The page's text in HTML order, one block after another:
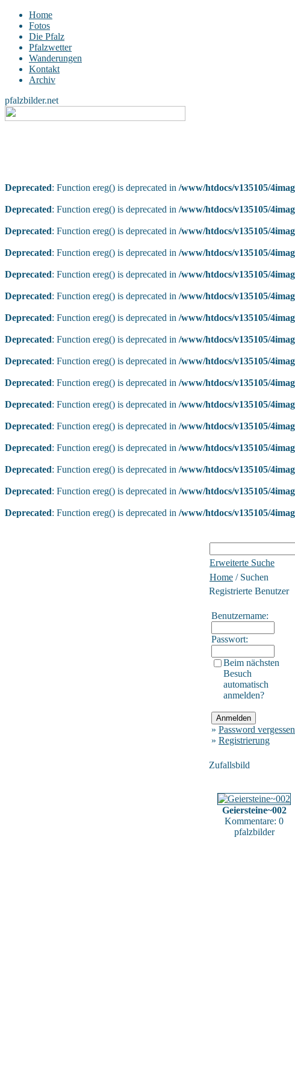
Home
Fotos
Die Pfalz
Pfalzwetter
Wanderungen
Kontakt
Archiv
pfalzbilder.net
Deprecated: Function ereg() is deprecated in /www/htdocs/v135105/
Deprecated: Function ereg() is deprecated in /www/htdocs/v135105/
Deprecated: Function ereg() is deprecated in /www/htdocs/v135105/
Deprecated: Function ereg() is deprecated in /www/htdocs/v135105/
Deprecated: Function ereg() is deprecated in /www/htdocs/v135105/
Deprecated: Function ereg() is deprecated in /www/htdocs/v135105/
Deprecated: Function ereg() is deprecated in /www/htdocs/v135105/
Deprecated: Function ereg() is deprecated in /www/htdocs/v135105/
Deprecated: Function ereg() is deprecated in /www/htdocs/v135105/
Deprecated: Function ereg() is deprecated in /www/htdocs/v135105/
Deprecated: Function ereg() is deprecated in /www/htdocs/v135105/
Deprecated: Function ereg() is deprecated in /www/htdocs/v135105/
Deprecated: Function ereg() is deprecated in /www/htdocs/v135105/
Deprecated: Function ereg() is deprecated in /www/htdocs/v135105/
Deprecated: Function ereg() is deprecated in /www/htdocs/v135105/
Deprecated: Function ereg() is deprecated in /www/htdocs/v135105/
Erweiterte Suche
Home / Suchen
Registrierte Benutzer
Benutzername:
Passwort:
Beim nächsten
Besuch
automatisch
anmelden?
» Password vergessen
» Registrierung
Zufallsbild
Geiersteine~002
Kommentare: 0
pfalzbilder